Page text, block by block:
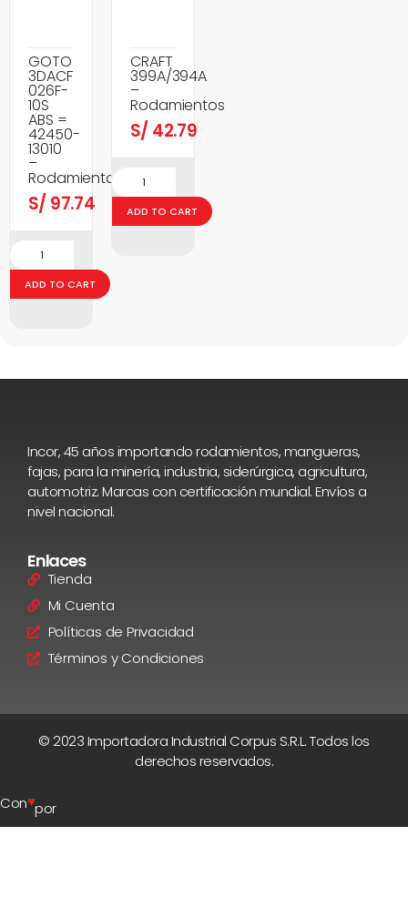
GOTO
3DACF
026F-
10S
ABS =
42450-
13010
–
Rodamientos
S/ 97.74
ADD TO CART
CRAFT
399A/394A
–
Rodamientos
S/ 42.79
ADD TO CART
Incor, 45 años importando rodamientos, mangueras,
fajas, para la minería, industria, siderúrgica, agricultura,
automotriz. Marcas con certificación mundial. Envíos a
nivel nacional.
Enlaces
Tienda
Mi Cuenta
Políticas de Privacidad
Términos y Condiciones
© 2023 Importadora Industrial Corpus S.R.L. Todos los
derechos reservados.
Con♥por